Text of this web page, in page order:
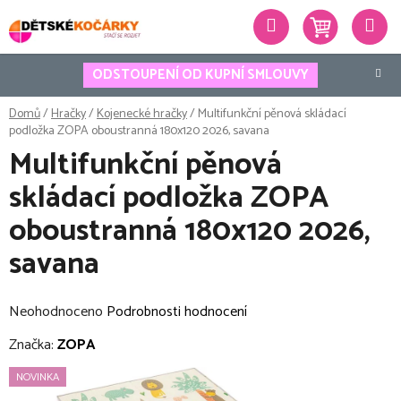
na
obsah
ODSTOUPENÍ OD KUPNÍ SMLOUVY
Hledat
Domů/Hračky/Kojenecké hračky/Multifunkční pěnová skládací
podložka ZOPA oboustranná 180x120 2026, savana
Multifunkční pěnová
skládací podložka ZOPA
oboustranná 180x120 2026,
savana
Průměrné
hodnocení
je
Neohodnoceno Podrobnosti hodnocení
Značka:ZOPA
NOVINKA